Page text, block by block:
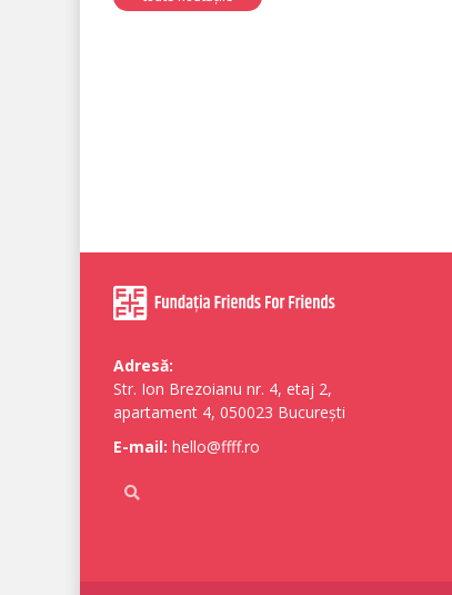
Adresă:
Str. Ion Brezoianu nr. 4, etaj 2,
apartament 4, 050023 București
E-mail: hello@ffff.ro